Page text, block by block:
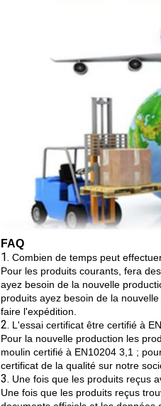
FAQ
1. Combien de temps peut
Pour les produits courants, fera
ayez besoin de la nouvelle
produits ayez besoin de la
faire l'expédition.
2. L'essai certificat être certifié à
Pour la nouvelle production les
moulin certifié à EN10204 3,1 ;
certificat de la qualité sur notre
3. Une fois que les produits reçus
Une fois que les produits reçus